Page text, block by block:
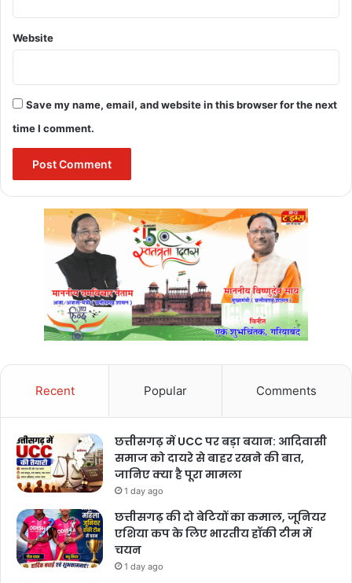
Website
Save my name, email, and website in this browser for the next
time I comment.
Recent Popular Comments
छत्तीसगढ़ में UCC पर बड़ा बयान: आदिवासी
समाज को दायरे से बाहर रखने की बात,
जानिए क्या है पूरा मामला
1 day ago
छत्तीसगढ़ की दो बेटियों का कमाल, जूनियर
एशिया कप के लिए भारतीय हॉकी टीम में
चयन
1 day ago